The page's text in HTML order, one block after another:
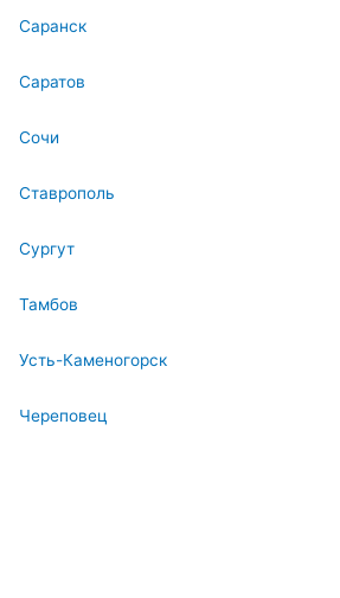
Саранск
Саратов
Сочи
Ставрополь
Сургут
Тамбов
Усть-Каменогорск
Череповец